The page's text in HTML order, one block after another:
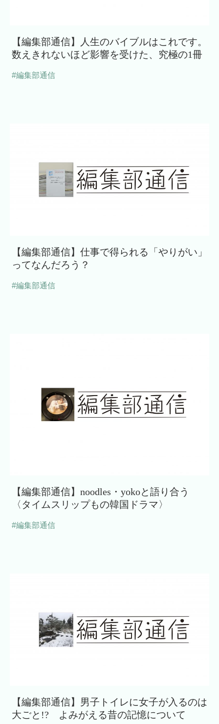
【編集部通信】人生のバイブルはこれです。
数えきれないほど影響を受けた、究極の1冊
#編集部通信
【編集部通信】仕事で得られる「やりがい」
ってなんだろう？
#編集部通信
【編集部通信】noodles・yokoと語り合う
〈タイムスリップもの韓国ドラマ〉
#編集部通信
【編集部通信】男子トイレに女子が入るのは
大ごと!? よみがえる昔の記憶について